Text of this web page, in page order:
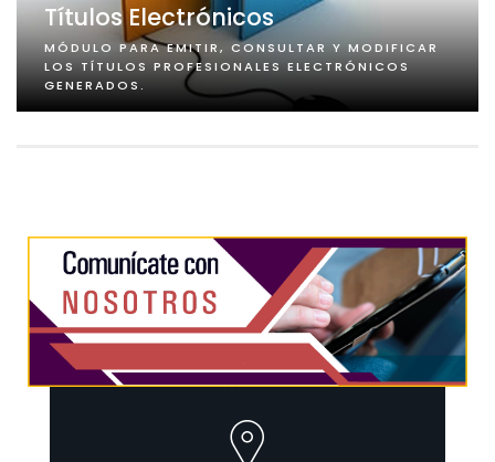
Títulos Electrónicos
MÓDULO PARA EMITIR, CONSULTAR Y MODIFICAR
LOS TÍTULOS PROFESIONALES ELECTRÓNICOS
GENERADOS.